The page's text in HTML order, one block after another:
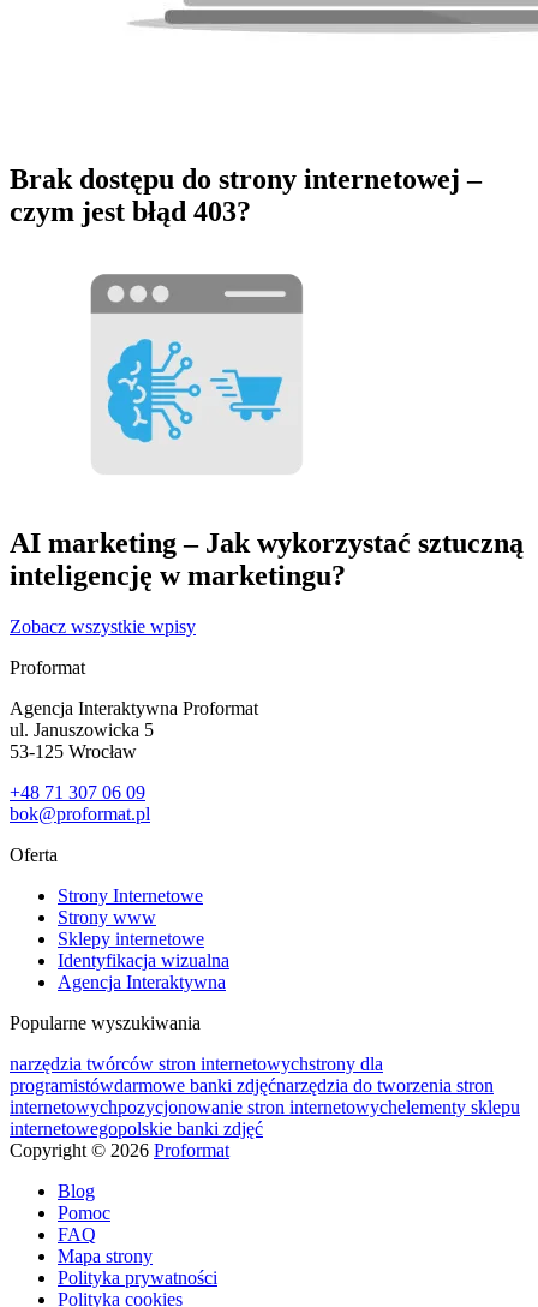
Brak dostępu do strony internetowej –
czym jest błąd 403?
AI marketing – Jak wykorzystać sztuczną
inteligencję w marketingu?
Zobacz wszystkie wpisy
Proformat
Agencja Interaktywna Proformat
ul. Januszowicka 5
53-125 Wrocław
+48 71 307 06 09
bok@proformat.pl
Oferta
Strony Internetowe
Strony www
Sklepy internetowe
Identyfikacja wizualna
Agencja Interaktywna
Popularne wyszukiwania
narzędzia twórców stron internetowychstrony dla
programistówdarmowe banki zdjęćnarzędzia do tworzenia stron
internetowychpozycjonowanie stron internetowychelementy sklepu
internetowegopolskie banki zdjęć
Copyright © 2026 Proformat
Blog
Pomoc
FAQ
Mapa strony
Polityka prywatności
Polityka cookies